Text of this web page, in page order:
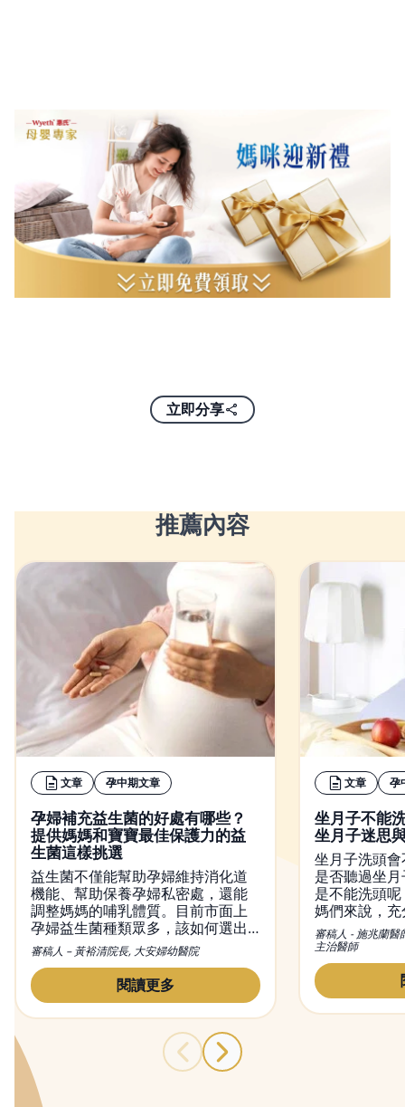
立即分享
推薦內容
文章 孕中期文章
孕婦補充益生菌的好處有哪些？
提供媽媽和寶寶最佳保護力的益
生菌這樣挑選
益生菌不僅能幫助孕婦維持消化道
機能、幫助保養孕婦私密處，還能
調整媽媽的哺乳體質。目前市面上
孕婦益生菌種類眾多，該如何選出
適合的益生菌？又該何時吃益生
菌？本文將會介紹益生菌對孕婦的
功效，吃益生菌正確的方法及時
間，並提供挑益生菌的小撇步。
審稿人 – 黃裕清院長, 大安婦幼醫院
閱讀更多
文章 孕
坐月子不能
坐月子迷思
坐月子洗頭
是否聽過坐
是不能洗頭
媽們來說，
不可或缺的
觀念，便是
內好好休息
變，觀念也
月子洗頭的
與禁忌，幫
審稿人 - 施兆蘭醫
主治醫師